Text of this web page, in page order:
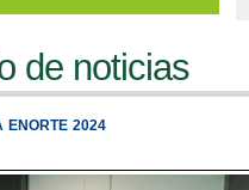
de noticias
ENORTE 2024